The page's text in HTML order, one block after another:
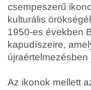
csempeszerű
kulturális
1950-es években
kapudíszeire,
újraértelmezésben
Az ikonok mellett